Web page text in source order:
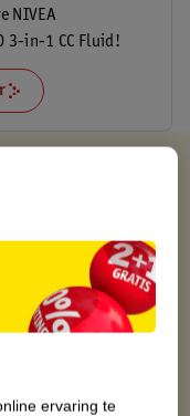
NIVEA
3-in-1 CC Fluid!
volgende dag in huis
ervaring te